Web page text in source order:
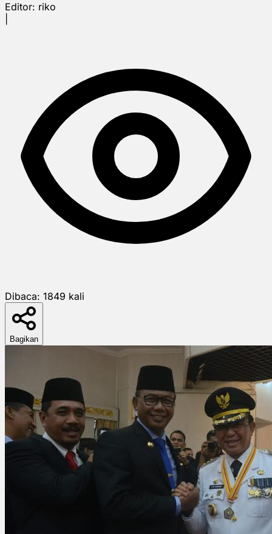
Editor: riko
Dibaca: 1849 kali
Bagikan